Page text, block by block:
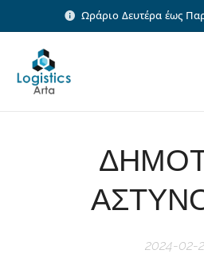
Ωράριο Δευτέρα έως
2024-02-